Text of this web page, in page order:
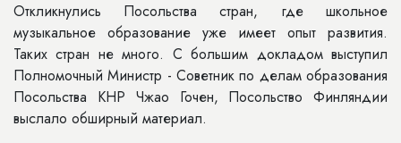
Откликнулись Посольства стран, где школьное
музыкальное образование уже имеет опыт развития.
Таких стран не много. С большим докладом выступил
Полномочный Министр - Советник по делам образования
Посольства КНР Чжао Гочен, Посольство Финляндии
выслало обширный материал.